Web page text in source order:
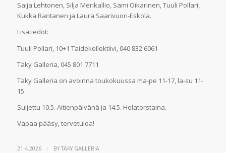
Saija Lehtonen, Silja Merikallio, Sami Oikarinen, Tuuli Pollari,
Kukka Rantanen ja Laura Saarivuori-Eskola.
Lisätiedot:
Tuuli Pollari, 10+1 Taidekollektiivi, 040 832 6061
Täky Galleria, 045 801 7711
Täky Galleria on avoinna toukokuussa ma-pe 11-17, la-su 11-
15.
Suljettu 10.5. Äitienpäivänä ja 14.5. Helatorstaina.
Vapaa pääsy, tervetuloa!
21.4.2026 / BYTÄKY GALLERIA